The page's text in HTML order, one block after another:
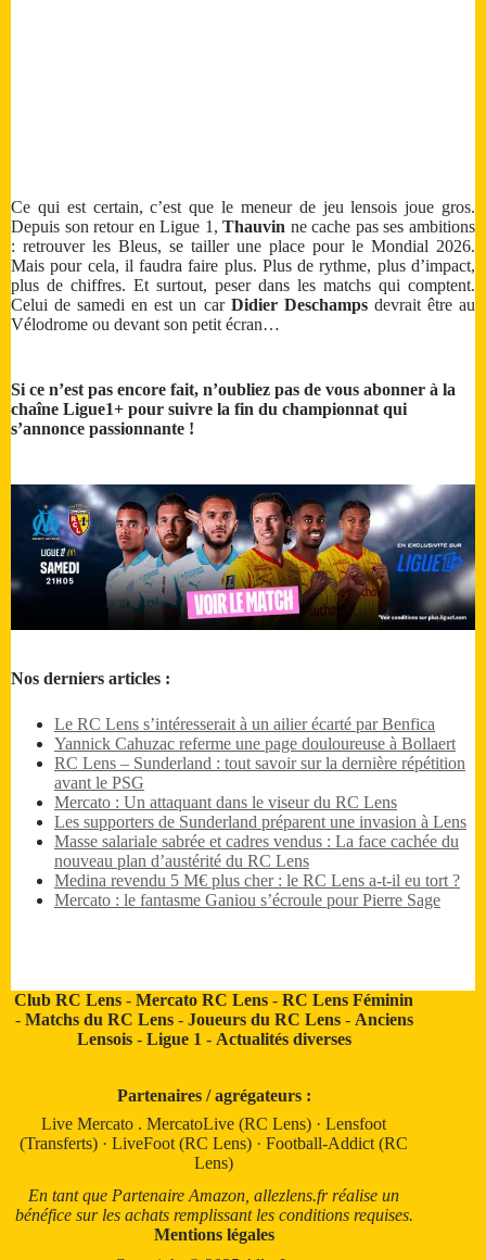
Ce qui est certain, c’est que le meneur de jeu lensois joue gros.
Depuis son retour en Ligue 1,Thauvin ne cache pas ses ambitions
: retrouver les Bleus, se tailler une place pour le Mondial 2026.
Mais pour cela, il faudra faire plus. Plus de rythme, plus d’impact,
plus de chiffres. Et surtout, peser dans les matchs qui comptent.
Celui de samedi en est un car Didier Deschampsdevrait être au
Vélodrome ou devant son petit écran…
Si ce n’est pas encore fait, n’oubliez pas de vous abonner à la
chaîne Ligue1+ pour suivre la fin du championnat qui
s’annonce passionnante !
Nos derniers articles :
Le RC Lens s’intéresserait à un ailier écarté par Benfica
Yannick Cahuzac referme une page douloureuse à Bollaert
RC Lens – Sunderland : tout savoir sur la dernière répétition
avant le PSG
Mercato : Un attaquant dans le viseur du RC Lens
Les supporters de Sunderland préparent une invasion à Lens
Masse salariale sabrée et cadres vendus : La face cachée du
nouveau plan d’austérité du RC Lens
Medina revendu 5 M€ plus cher : le RC Lens a-t-il eu tort ?
Mercato : le fantasme Ganiou s’écroule pour Pierre Sage
Club RC Lens -Mercato RC Lens -RC Lens Féminin
- Matchs du RC Lens- Joueurs du RC Lens- Anciens
Lensois- Ligue 1 - Actualités diverses
Partenaires / agrégateurs :
Live Mercato .MercatoLive (RC Lens) ·Lensfoot
(Transferts) ·LiveFoot (RC Lens) ·Football-Addict (RC
Lens)
En tant que Partenaire Amazon, allezlens.fr réalise un
bénéfice sur les achats remplissant les conditions requises.
Mentions légales